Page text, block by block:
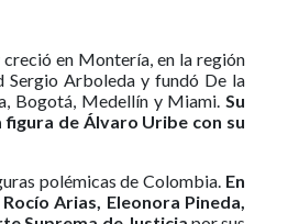
en Montería, en la región
Sergio Arboleda y fundó De la
Bogotá, Medellín y Miami. Su
de Álvaro Uribe con su
polémicas de Colombia. En
Arias, Eleonora Pineda,